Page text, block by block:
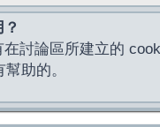
在討論區所建立的
助的。